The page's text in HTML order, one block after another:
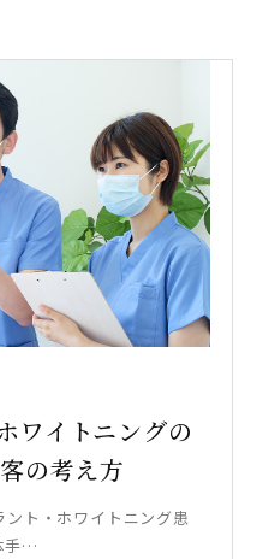
ワイトニングの
の考え方
ト・ホワイトニング患
手…